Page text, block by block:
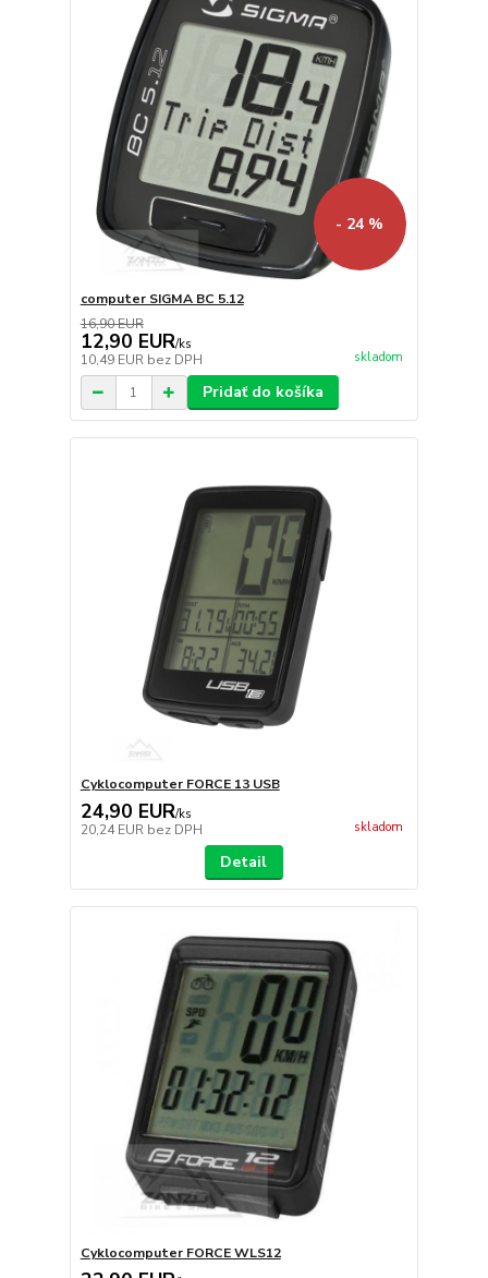
- 24 %
computer SIGMA BC 5.12
16,90 EUR
12,90 EUR/ks
10,49 EUR bez DPH skladom
Pridať do košíka
Cyklocomputer FORCE 13 USB
24,90 EUR/ks
20,24 EUR bez DPH skladom
Detail
Cyklocomputer FORCE WLS12